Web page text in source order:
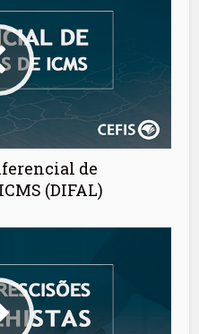
de
(DIFAL)